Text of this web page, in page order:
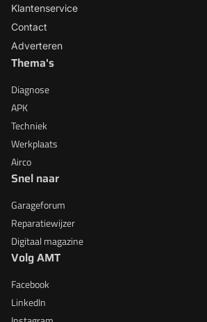
Klantenservice
Contact
Adverteren
Thema's
Diagnose
APK
Techniek
Werkplaats
Airco
Snel naar
Garageforum
Reparatiewijzer
Digitaal magazine
Volg AMT
Facebook
LinkedIn